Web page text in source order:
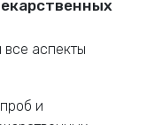
аспекты
и